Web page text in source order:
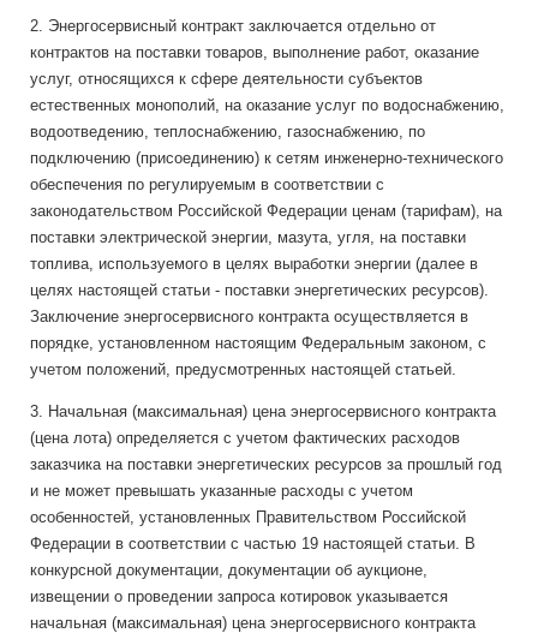
2. Энергосервисный контракт заключается отдельно от
контрактов на поставки товаров, выполнение работ, оказание
услуг, относящихся к сфере деятельности субъектов
естественных монополий, на оказание услуг по водоснабжению,
водоотведению, теплоснабжению, газоснабжению, по
подключению (присоединению) к сетям инженерно-технического
обеспечения по регулируемым в соответствии с
законодательством Российской Федерации ценам (тарифам), на
поставки электрической энергии, мазута, угля, на поставки
топлива, используемого в целях выработки энергии (далее в
целях настоящей статьи - поставки энергетических ресурсов).
Заключение энергосервисного контракта осуществляется в
порядке, установленном настоящим Федеральным законом, с
учетом положений, предусмотренных настоящей статьей.
3. Начальная (максимальная) цена энергосервисного контракта
(цена лота) определяется с учетом фактических расходов
заказчика на поставки энергетических ресурсов за прошлый год
и не может превышать указанные расходы с учетом
особенностей, установленных Правительством Российской
Федерации в соответствии с частью 19 настоящей статьи. В
конкурсной документации, документации об аукционе,
извещении о проведении запроса котировок указывается
начальная (максимальная) цена энергосервисного контракта